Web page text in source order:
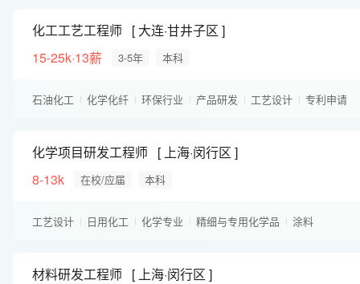
化工工艺工程师
大连·甘井子区
15-25k·13薪
3-5年 本科
石油化工 化学化纤 环保行业 产品研发 工艺设计 专利申请
化学项目研发工程师
上海·闵行区
8-13k
在校/应届 本科
工艺设计 日用化工 化学专业 精细与专用化学品
涂料
材料研发工程师
上海·闵行区